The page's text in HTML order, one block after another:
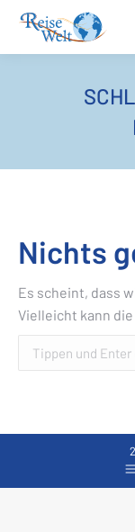
Nichts
Es scheint, dass
Vielleicht kann
Search: